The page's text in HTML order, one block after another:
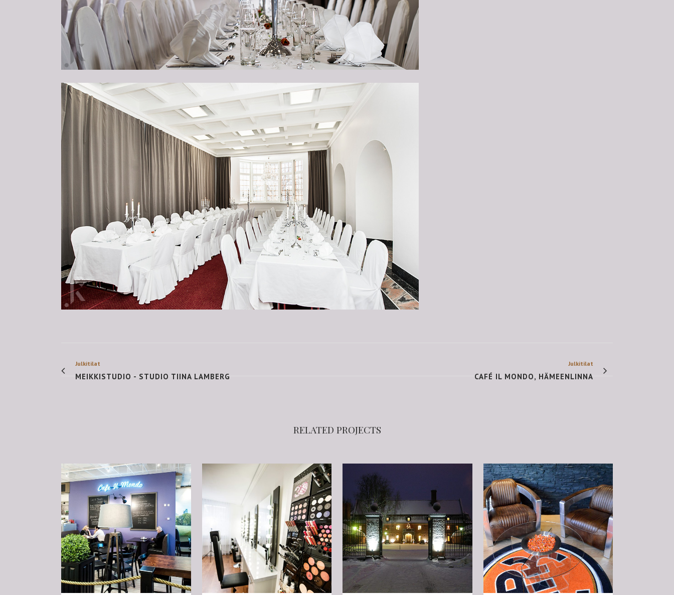
Julkitilat
MEIKKISTUDIO - STUDIO TIINA LAMBERG
Julkitilat
CAFÉ IL MONDO, HÄMEENLINNA
RELATED PROJECTS
VIEW VIEW VIEW VIEW